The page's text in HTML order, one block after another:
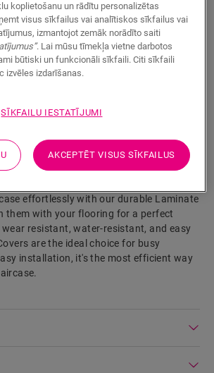
izturīgs virsējais slānis
grīdas dēļiem
parametri
effortlessly with our durable Laminate
them with your flooring for a perfect
resistant, water-resistant, and easy
are the ideal choice for busy
installation, it's the most efficient way
koplietošanu un rādītu personalizētas
visus sīkfailus vai analītiskos sīkfailus vai
izmantojot zemāk norādīto saiti
. Lai mūsu tīmekļa vietne darbotos
būtiski un funkcionāli sīkfaili. Citi sīkfaili
izvēles izdarīšanas.
SĪKFAILU IESTATĪJUMI
AKCEPTĒT VISUS SĪKFAILUS